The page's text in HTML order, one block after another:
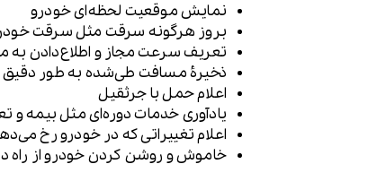
نمایش موقعیت لحظه‌ای خودرو
بروز هرگونه سرقت مثل سرقت
تعریف سرعت مجاز و اطلاع‌دادن
ذخیرۀ مسافت طی‌شده به طور دقیق
اعلام حمل با جرثقیل
یادآوری خدمات دوره‌ای مثل بیمه
اعلام تغییراتی که در خودرو رخ
خاموش و روشن کردن خودرو از راه